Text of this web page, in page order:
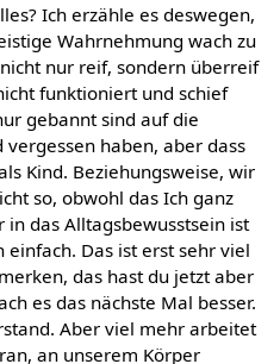
Ich erzähle es deswegen,
Wahrnehmung wach zu
nur reif, sondern überreif
funktioniert und schief
gebannt sind auf die
haben, aber dass
Kind. Beziehungsweise, wir
so, obwohl das Ich ganz
das Alltagsbewusstsein ist
Das ist erst sehr viel
das hast du jetzt aber
es das nächste Mal besser.
Aber viel mehr arbeitet
an unserem Körper